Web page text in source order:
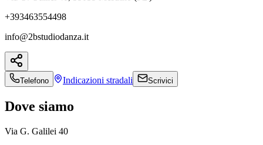
+393463554498
info@2bstudiodanza.it
Telefono Indicazioni stradali Scrivici
Dove siamo
Via G. Galilei 40